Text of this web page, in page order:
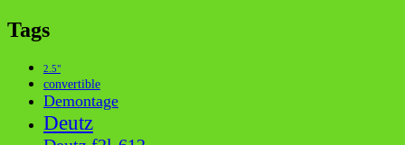
Tags
2.5"
convertible
Demontage
Deutz